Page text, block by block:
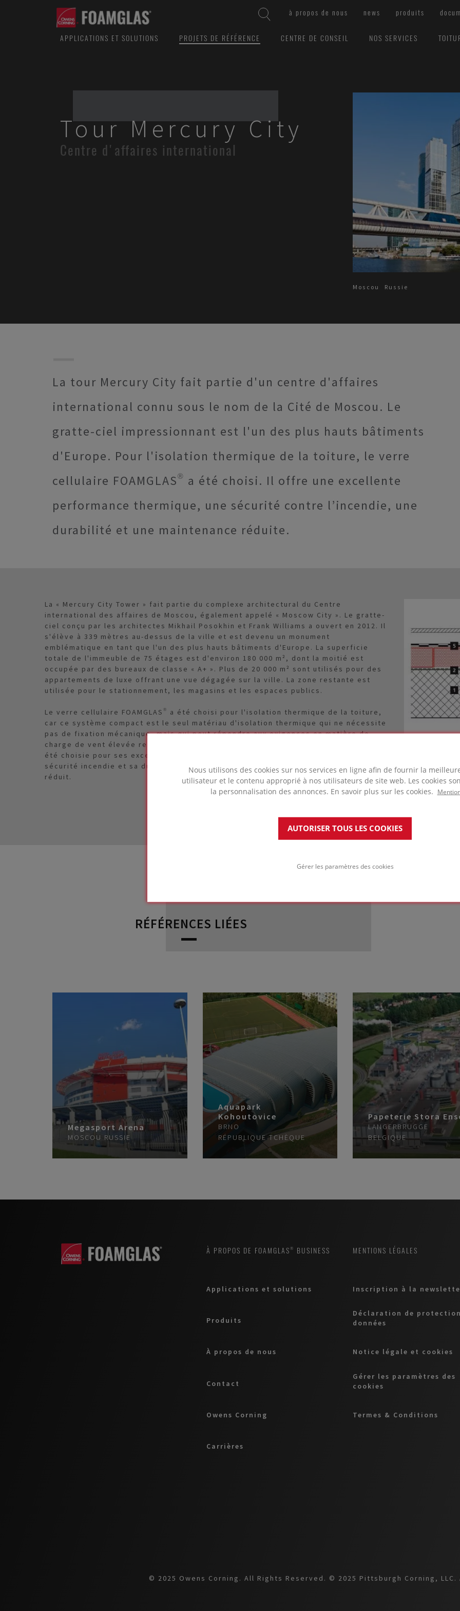
Nous utilisons des cookies sur nos services en ligne afin de fournir la
utilisateur et le contenu approprié à nos utilisateurs de site web. Les cookies
la personnalisation des annonces. En savoir plus sur les cookies.
AUTORISER TOUS LES COOKIES
Gérer les paramètres des cookies
à propos de nous news produits
APPLICATIONS ET SOLUTIONS PROJETS DE RÉFÉRENCE CENTRE DE CONSEIL NOS SERVICES
Tour Mercury City
Centre d'affaires international
Moscou Russie
La tour Mercury City fait partie d'un centre d'affaires
international connu sous le nom de la Cité de Moscou. Le
gratte-ciel impressionnant est l'un des plus hauts bâtiments
d'Europe. Pour l'isolation thermique de la toiture, le verre
cellulaire FOAMGLAS® a été choisi. Il offre une excellente
performance thermique, une sécurité contre l’incendie, une
durabilité et une maintenance réduite.
La « Mercury City Tower » fait partie du complexe architectural du Centre
international des affaires de Moscou, également appelé « Moscow City ». Le gratte-
ciel conçu par les architectes Mikhail Posokhin et Frank Williams a ouvert en 2012. Il
s'élève à 339 mètres au-dessus de la ville et est devenu un monument
emblématique en tant que l'un des plus hauts bâtiments d'Europe. La superficie
totale de l'immeuble de 75 étages est d'environ 180 000 m², dont la moitié est
occupée par des bureaux de classe « A+ ». Plus de 20 000 m² sont utilisés pour des
appartements de luxe offrant une vue dégagée sur la ville. La zone restante est
utilisée pour le stationnement, les magasins et les espaces publics.
Le verre cellulaire FOAMGLAS® a été choisi pour l'isolation thermique de la toiture,
car ce système compact est le seul matériau d'isolation thermique qui ne nécessite
pas de fixation mécanique, mais qui peut répondre aux exigences en matière de
charge de vent élevée requises pour de tels immeubles. L'isolation FOAMGLAS® a
été choisie pour ses excellentes performances thermiques à long terme, sa
sécurité incendie et sa durabilité, ainsi que pour son historique de maintenance
réduit.
1 Reinforced
PC® SP 150 / 150,
Stainless steel
RÉFÉRENCES LIÉES
Megasport Arena
MOSCOU RUSSIE
Aquapark
Kohoutovice
BRNO
RÉPUBLIQUE TCHÈQUE
Papeterie Stora
LANGERBRUGGE
BELGIQUE
À PROPOS DE FOAMGLAS® BUSINESS
Applications et solutions
Produits
À propos de nous
Contact
Owens Corning
Carrières
MENTIONS LÉGALES
Inscription à la
Déclaration de
données
Notice légale et cookies
Gérer les paramètres des
cookies
Termes & Conditions
© 2025 Owens Corning. All Rights Reserved. © 2025 Pittsburgh Corning,